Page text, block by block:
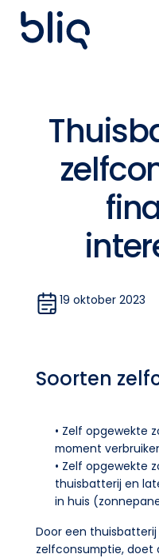
19 oktober 2023
Soorten
• Zelf opgewekte
moment
• Zelf opgewekte
thuisbatterij en
in huis
Door een
zelfconsumptie, doet